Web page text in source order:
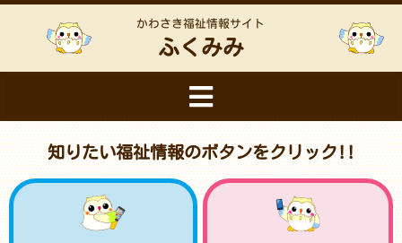
かわさき福祉情報サイト
ふくみみ
知りたい福祉情報のボタンをクリック!!